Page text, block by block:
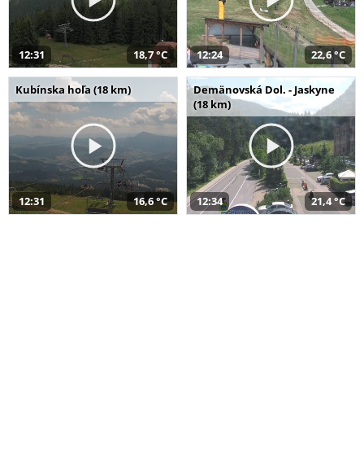
12:31 18,7 °C 12:24 22,6 °C
Kubínska hoľa (18 km)
12:31 16,6 °C
Demänovská Dol. - Jaskyne
(18 km)
12:34 21,4 °C